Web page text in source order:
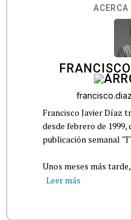
ACERCA
Francisco Javier Díaz
desde febrero de
publicación semanal
Unos meses más
Leer más